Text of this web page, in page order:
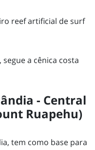
reef artificial de surf
a cênica costa
- Central
Ruapehu)
tem como base para